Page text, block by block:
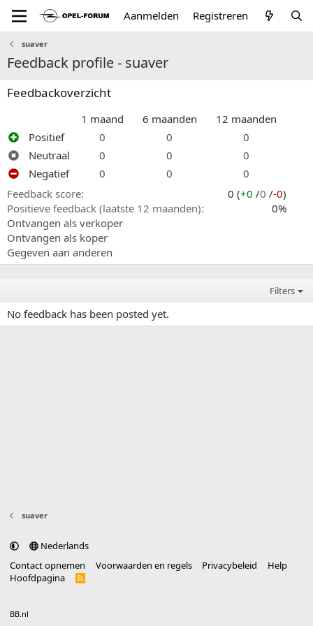
Aanmelden Registreren
suaver
Feedback profile - suaver
Feedbackoverzicht
1 maand 6 maanden
12 maanden
Positief
0 0
0
Neutraal
0 0
0
Negatief
0 0
0
Feedback score
0 (+0 /0 /-0)
Positieve feedback (laatste 12 maanden)
0%
Ontvangen als verkoper
Ontvangen als koper
Gegeven aan anderen
Filters
No feedback has been posted yet.
suaver
Nederlands
Contact opnemen
Voorwaarden en regels Privacybeleid
Help
Hoofdpagina
R
BB.nl